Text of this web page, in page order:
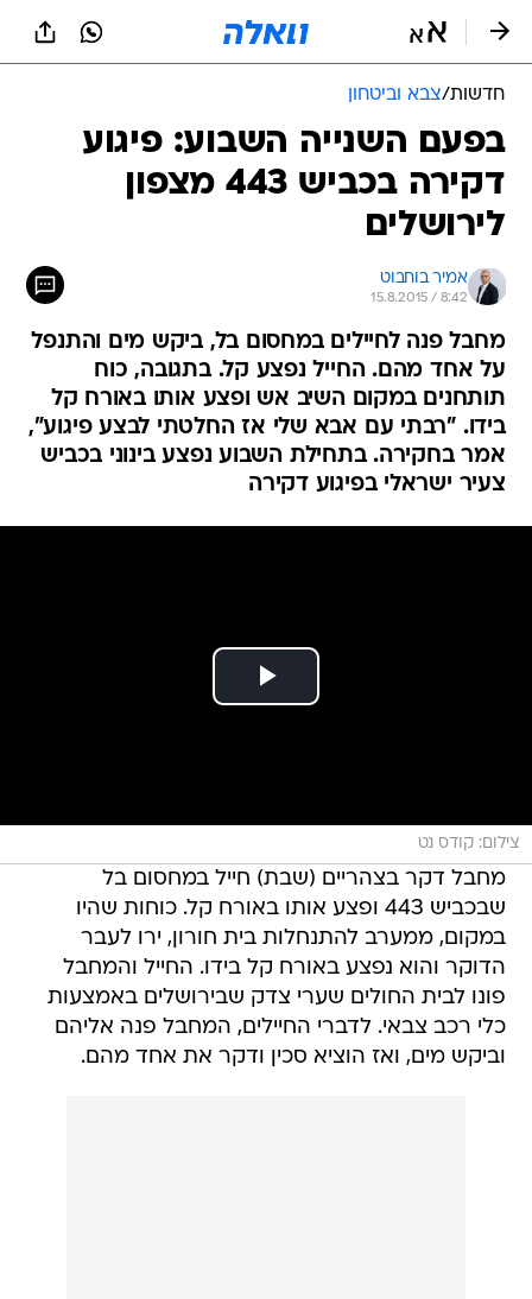
חדשות/צבא וביטחון
בפעם השנייה השבוע: פיגוע
דקירה בכביש 443 מצפון
לירושלים
אמיר בוחבוט
15.8.2015 / 8:42
מחבל פנה לחיילים במחסום בל, ביקש מים והתנפל
על אחד מהם. החייל נפצע קל. בתגובה, כוח
תותחנים במקום השיב אש ופצע אותו באורח קל
בידו. "רבתי עם אבא שלי אז החלטתי לבצע פיגוע",
אמר בחקירה. בתחילת השבוע נפצע בינוני בכביש
צעיר ישראלי בפיגוע דקירה
צילום: קודס נט
מחבל דקר בצהריים (שבת) חייל במחסום בל
שבכביש 443 ופצע אותו באורח קל. כוחות שהיו
במקום, ממערב להתנחלות בית חורון, ירו לעבר
הדוקר והוא נפצע באורח קל בידו. החייל והמחבל
פונו לבית החולים שערי צדק שבירושלים באמצעות
כלי רכב צבאי. לדברי החיילים, המחבל פנה אליהם
וביקש מים, ואז הוציא סכין ודקר את אחד מהם.